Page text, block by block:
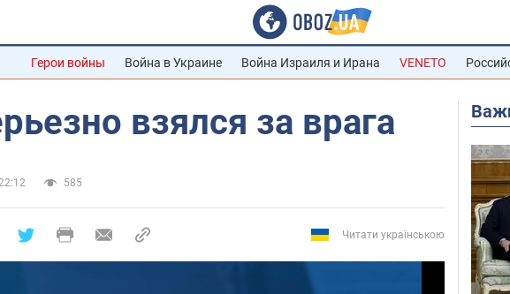
Герои войны Война в Украине Война Израиля и Ирана VENETO
взялся за врага
585
Читати українською